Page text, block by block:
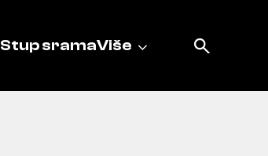
Stup sramaViše